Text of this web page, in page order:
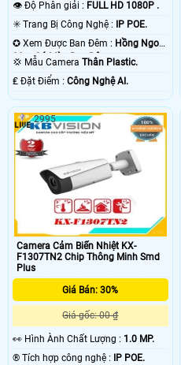
👁 Độ Phân giải : FULL HD 1080P .
✳️ Trang Bị Công Nghệ : IP POE.
✪ Xem Được Ban Đêm : Hồng Ngoại
30m Có Màu Ban Ðêm.
💢 Mẫu Camera Thân Plastic.
️₤ Đặt Điểm : Công Nghệ AI.
Camera Cảm Biến Nhiệt KX-
F1307TN2 Chip Thông Minh Smd
Plus
Giá Bán: 30%
Giá gốc: 00 ₫
️👀 Hình Ành Chất Lượng : 1.0 MP.
®️ Tích hợp công nghệ :
IP POE.
2995